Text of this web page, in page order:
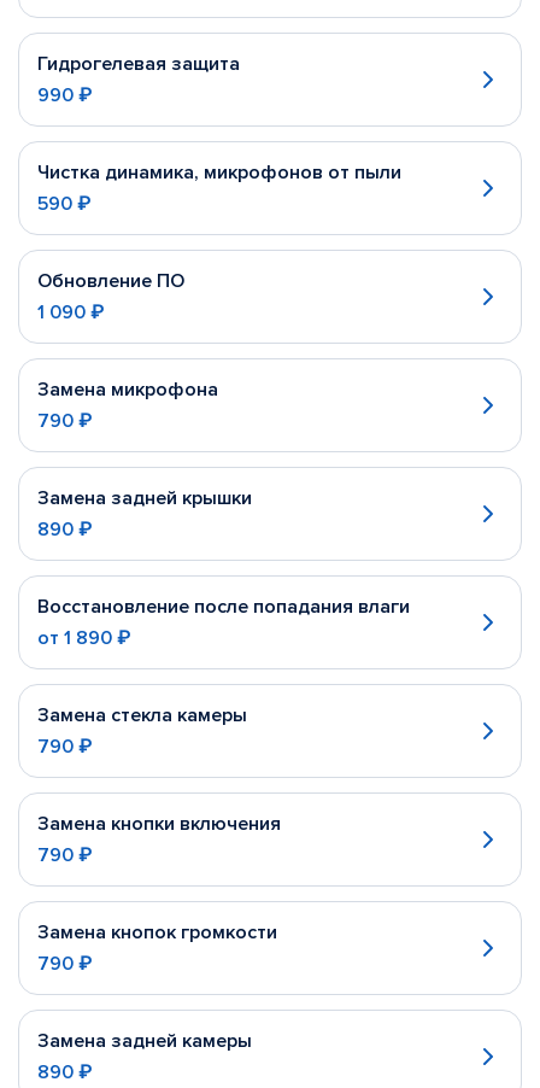
Гидрогелевая защита
990 ₽
Чистка динамика, микрофонов от пыли
590 ₽
Обновление ПО
1 090 ₽
Замена микрофона
790 ₽
Замена задней крышки
890 ₽
Восстановление после попадания влаги
от 1 890 ₽
Замена стекла камеры
790 ₽
Замена кнопки включения
790 ₽
Замена кнопок громкости
790 ₽
Замена задней камеры
890 ₽